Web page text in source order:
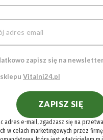
zapisz się na
sklepu Vitalni24.pl
ZAPISZ SIĘ
adres e-mail, zgadzasz się na
w celach marketingowych przez firmę